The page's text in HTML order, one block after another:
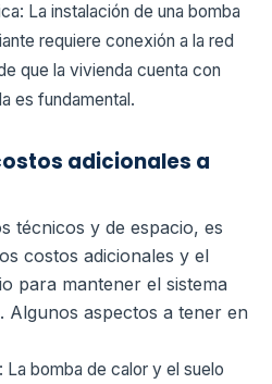
La instalación de una bomba
requiere conexión a la red
que la vivienda cuenta con
es fundamental.
adicionales a
técnicos y de espacio, es
costos adicionales y el
para mantener el sistema
Algunos aspectos a tener en
La bomba de calor y el suelo